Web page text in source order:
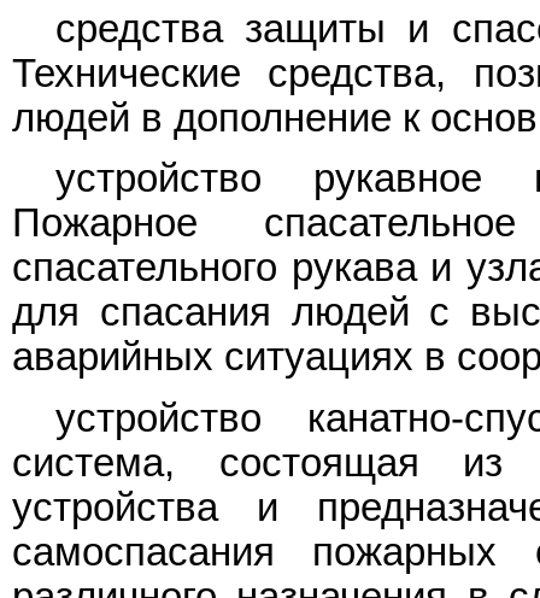
средства защиты и
Технические средства,
людей в дополнение к
устройство
Пожарное
спасательного рукава и
для спасания людей с
аварийных ситуациях в
устройство канатно-
система, состоящая из
устройства и
самоспасания